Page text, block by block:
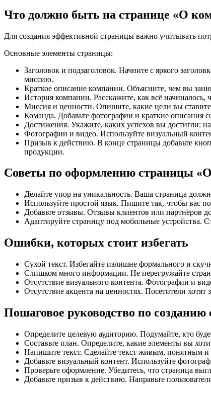
Что должно быть на странице «О
Для создания эффективной страницы важно учитывать
Основные элементы страницы:
Заголовок и подзаголовок. Начните с яркого
миссию.
Краткое описание компании. Объясните, чем вы
История компании. Расскажите, как всё
Миссия и ценности. Опишите, какие цели вы
Команда. Добавьте фотографии и краткие описания
Достижения. Укажите, каких успехов вы достигли:
Фотографии и видео. Используйте визуальный
Призыв к действию. В конце страницы добавьте
продукции.
Советы по оформлению страницы
Делайте упор на уникальность. Ваша страница
Используйте простой язык. Пишите так, чтобы вас
Добавьте отзывы. Отзывы клиентов или партнёров
Адаптируйте страницу под мобильные устройства.
Ошибки, которых стоит избегать
Сухой текст. Избегайте излишне формального и
Слишком много информации. Не перегружайте
Отсутствие визуального контента. Фотографии и
Отсутствие акцента на ценностях. Посетители
Пошаговое руководство по
Определите целевую аудиторию. Подумайте, кто
Составьте план. Определите, какие элементы вы
Напишите текст. Сделайте текст живым, понятным
Добавьте визуальный контент. Используйте
Проверьте оформление. Убедитесь, что страница
Добавьте призыв к действию. Направьте